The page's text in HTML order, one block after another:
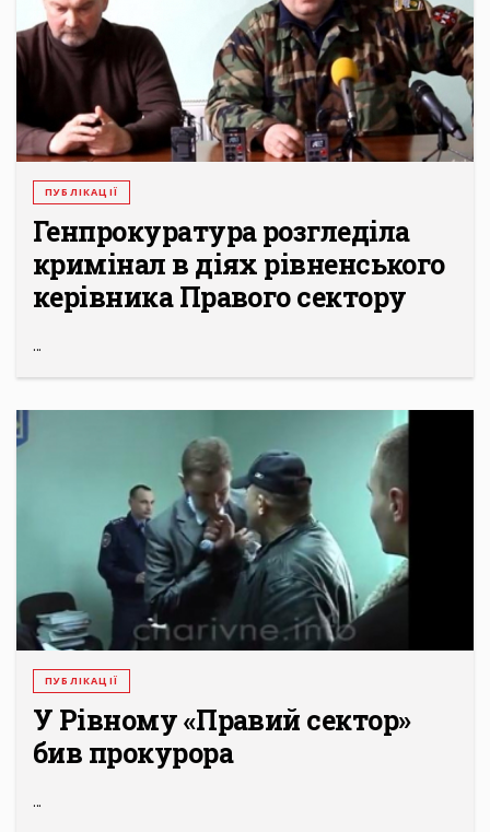
ПУБЛІКАЦІЇ
Генпрокуратура розгледіла
кримінал в діях рівненського
керівника Правого сектору
...
ПУБЛІКАЦІЇ
У Рівному «Правий сектор»
бив прокурора
...